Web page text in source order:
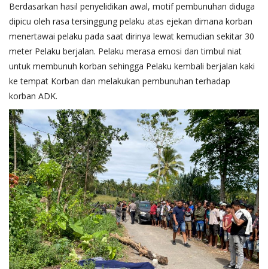
Berdasarkan hasil penyelidikan awal, motif pembunuhan diduga
dipicu oleh rasa tersinggung pelaku atas ejekan dimana korban
menertawai pelaku pada saat dirinya lewat kemudian sekitar 30
meter Pelaku berjalan. Pelaku merasa emosi dan timbul niat
untuk membunuh korban sehingga Pelaku kembali berjalan kaki
ke tempat Korban dan melakukan pembunuhan terhadap
korban ADK.